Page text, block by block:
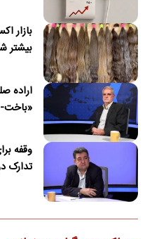
بازار
بیشتر
اراده
«باخت-
وقفه
تدارک